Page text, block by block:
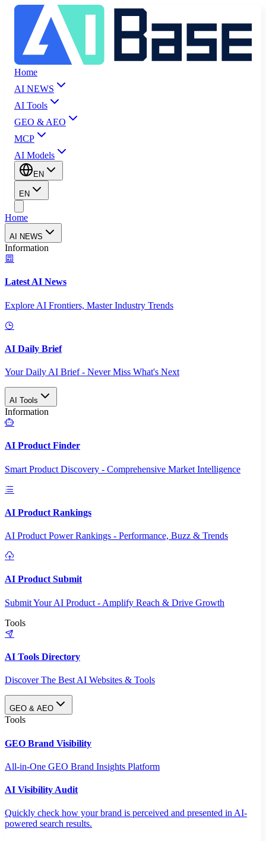
Home
AI NEWS
AI Tools
GEO & AEO
MCP
AI Models
EN
EN
Home
AI NEWS
Information
Latest AI News
Explore AI Frontiers, Master Industry Trends
AI Daily Brief
Your Daily AI Brief - Never Miss What's Next
AI Tools
Information
AI Product Finder
Smart Product Discovery - Comprehensive Market Intelligence
AI Product Rankings
AI Product Power Rankings - Performance, Buzz & Trends
AI Product Submit
Submit Your AI Product - Amplify Reach & Drive Growth
Tools
AI Tools Directory
Discover The Best AI Websites & Tools
GEO & AEO
Tools
GEO Brand Visibility
All-in-One GEO Brand Insights Platform
AI Visibility Audit
Quickly check how your brand is perceived and presented in AI-
powered search results.